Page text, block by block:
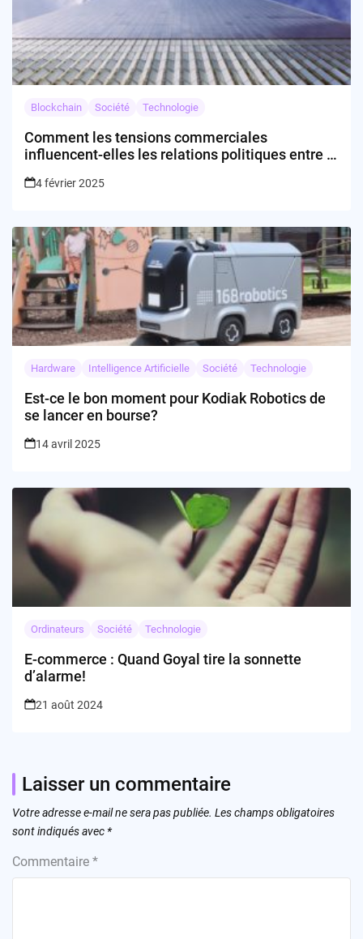
Blockchain Société Technologie
Comment les tensions commerciales
influencent-elles les relations politiques entre le
4 février 2025
Hardware Intelligence Artificielle Société Technologie
Est-ce le bon moment pour Kodiak Robotics de
se lancer en bourse?
14 avril 2025
Ordinateurs Société Technologie
E-commerce : Quand Goyal tire la sonnette
d’alarme!
21 août 2024
Laisser un commentaire
Votre adresse e-mail ne sera pas publiée. Les champs obligatoires
sont indiqués avec *
Commentaire *